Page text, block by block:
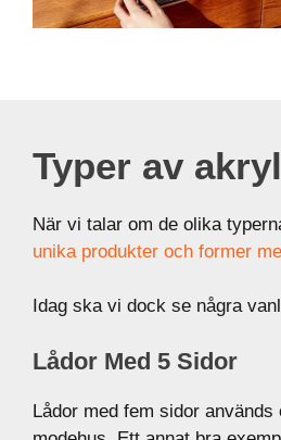
Typer av
När vi talar om de olika
unika produkter och former
Idag ska vi dock se några
Lådor Med 5 Sidor
Lådor med fem sidor